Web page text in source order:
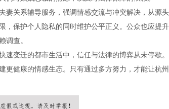
妻关系辅导服务，强调情感交流与冲突解决，从源
，保护个人隐私的同时维护公平正义。公众也应提
调查。
速变迁的都市生活中，信任与法律的博弈从未停歇
更健康的情感生态。只有通过多方努力，才能让杭